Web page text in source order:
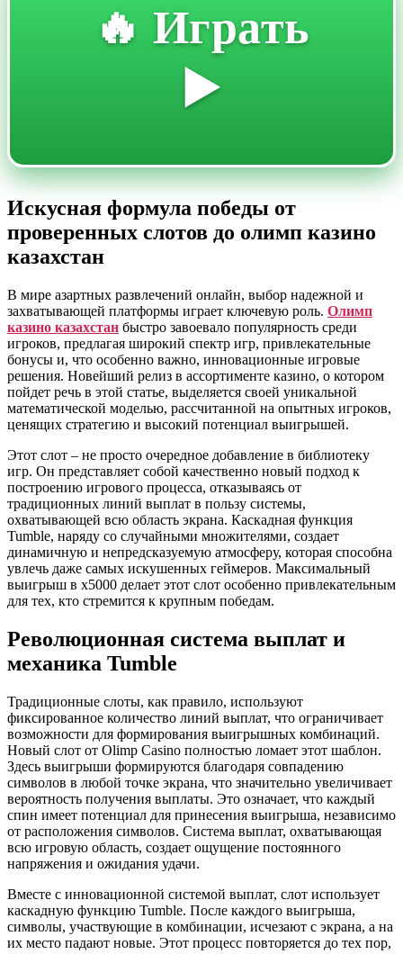
🔥 Играть
▶️
Искусная формула победы от
проверенных слотов до олимп казино
казахстан
В мире азартных развлечений онлайн, выбор надежной и
захватывающей платформы играет ключевую роль. Олимп
казино казахстан быстро завоевало популярность среди
игроков, предлагая широкий спектр игр, привлекательные
бонусы и, что особенно важно, инновационные игровые
решения. Новейший релиз в ассортименте казино, о котором
пойдет речь в этой статье, выделяется своей уникальной
математической моделью, рассчитанной на опытных игроков,
ценящих стратегию и высокий потенциал выигрышей.
Этот слот – не просто очередное добавление в библиотеку
игр. Он представляет собой качественно новый подход к
построению игрового процесса, отказываясь от
традиционных линий выплат в пользу системы,
охватывающей всю область экрана. Каскадная функция
Tumble, наряду со случайными множителями, создает
динамичную и непредсказуемую атмосферу, которая способна
увлечь даже самых искушенных геймеров. Максимальный
выигрыш в x5000 делает этот слот особенно привлекательным
для тех, кто стремится к крупным победам.
Революционная система выплат и
механика Tumble
Традиционные слоты, как правило, используют
фиксированное количество линий выплат, что ограничивает
возможности для формирования выигрышных комбинаций.
Новый слот от Olimp Casino полностью ломает этот шаблон.
Здесь выигрыши формируются благодаря совпадению
символов в любой точке экрана, что значительно увеличивает
вероятность получения выплаты. Это означает, что каждый
спин имеет потенциал для принесения выигрыша, независимо
от расположения символов. Система выплат, охватывающая
всю игровую область, создает ощущение постоянного
напряжения и ожидания удачи.
Вместе с инновационной системой выплат, слот использует
каскадную функцию Tumble. После каждого выигрыша,
символы, участвующие в комбинации, исчезают с экрана, а на
их место падают новые. Этот процесс повторяется до тех пор,